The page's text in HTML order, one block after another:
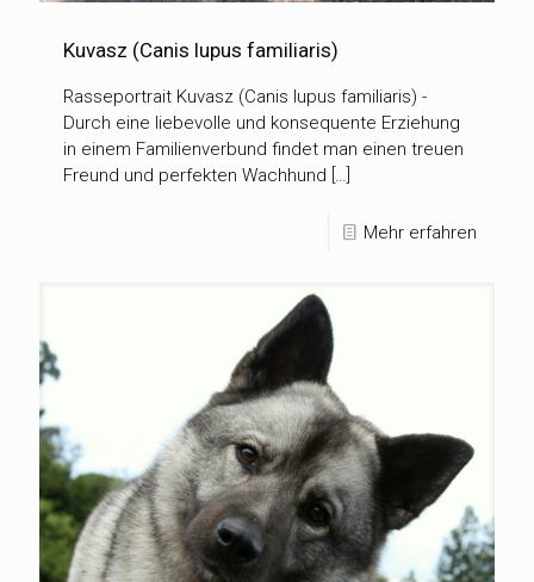
Kuvasz (Canis lupus familiaris)
Rasseportrait Kuvasz (Canis lupus familiaris) -
Durch eine liebevolle und konsequente Erziehung
in einem Familienverbund findet man einen treuen
Freund und perfekten Wachhund […]
Mehr erfahren